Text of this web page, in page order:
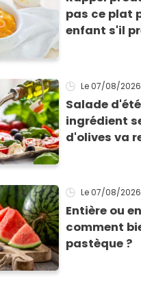
pas ce plat
enfant s'il
Le 07/08/2026
Salade
ingrédient
d'olives va
Le 07/08/2026
Entière ou
comment
pastèque ?